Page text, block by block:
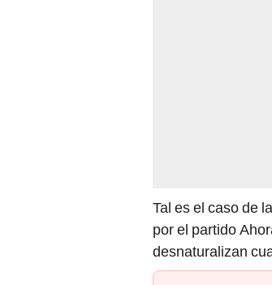
Tal es el caso de
por el partido
desnaturalizan